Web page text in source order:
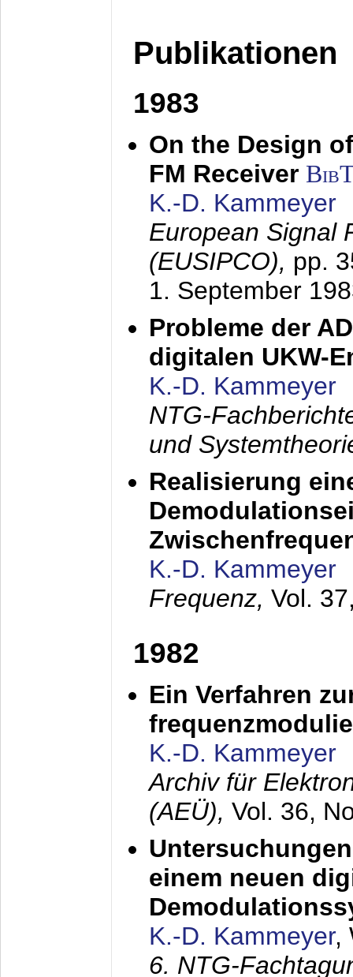
Publikationen
1983
On the Design
FM Receiver
K.-D. Kammeyer
European Signal
(EUSIPCO), pp.
1. September
Probleme der
digitalen UKW-
K.-D. Kammeyer
NTG-
und
Realisierung
K.-D. Kammeyer
Frequenz, Vol.
1982
Ein Verfahren
K.-D. Kammeyer
Archiv für
(AEÜ), Vol. 36,
einem neuen
K.-D. Kammeyer,
6. NTG-